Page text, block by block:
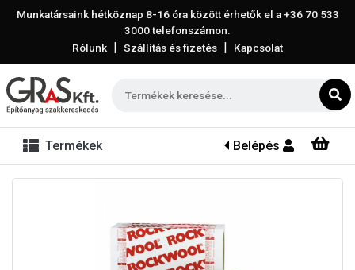
Munkatársaink hétköznap 8-16 óra között érhetők el a+36 70 533
3000telefonszámon.
Rólunk | Szállítás és fizetés | Kapcsolat
Termékek Belépés